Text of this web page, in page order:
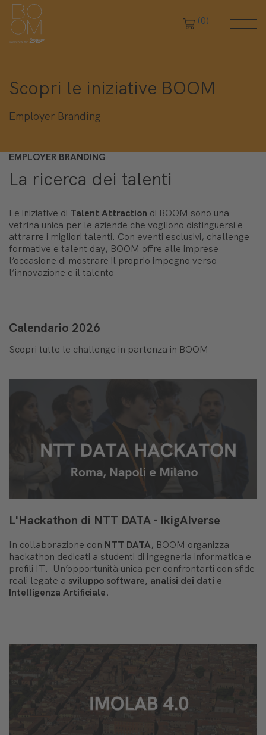
(0)
Scopri le iniziative BOOM
Employer Branding
EMPLOYER BRANDING
La ricerca dei talenti
Le iniziative di Talent Attraction di BOOM sono una
vetrina unica per le aziende che vogliono distinguersi e
attrarre i migliori talenti. Con eventi esclusivi, challenge
formative e talent day, BOOM offre alle imprese
l’occasione di mostrare il proprio impegno verso
l’innovazione e il talento
Calendario 2026
Scopri tutte le challenge in partenza in BOOM
L'Hackathon di NTT DATA - IkigAIverse
In collaborazione con NTT DATA, BOOM organizza
hackathon dedicati a studenti di ingegneria informatica e
profili IT. Un’opportunità unica per confrontarti con sfide
reali legate a sviluppo software, analisi dei dati e
Intelligenza Artificiale.